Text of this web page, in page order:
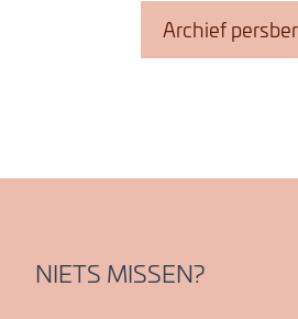
Archief
NIETS MISSEN?